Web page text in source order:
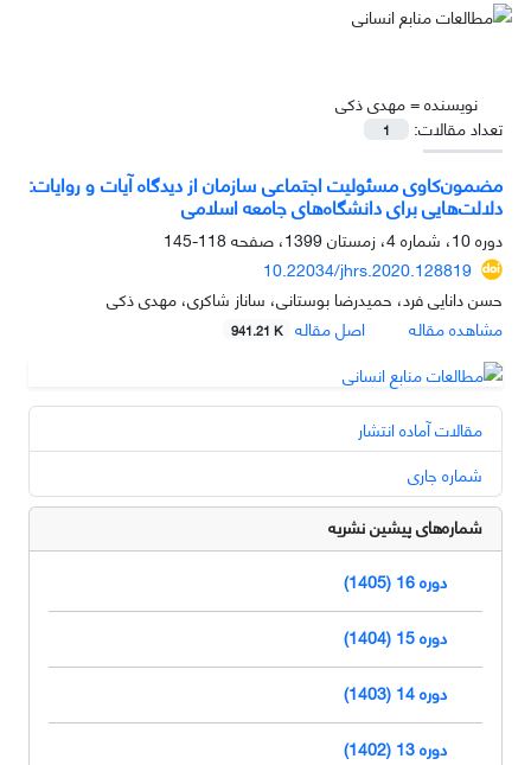
نویسنده =مهدی ذکی
تعداد مقالات:
1
مضمون‌کاوی مسئولیت اجتماعی سازمان از دیدگاه آیات و روایات:
دلالت‌هایی برای دانشگاه‌های جامعه اسلامی
دوره 10، شماره 4، زمستان 1399، صفحه
118-145
10.22034/jhrs.2020.128819
حسن دانایی فرد، حمیدرضا بوستانی، ساناز شاکری، مهدی ذکی
مشاهده مقاله
اصل مقاله 941.21 K
مقالات آماده انتشار
شماره جاری
شماره‌های پیشین نشریه
دوره 16 (1405)
دوره 15 (1404)
دوره 14 (1403)
دوره 13 (1402)